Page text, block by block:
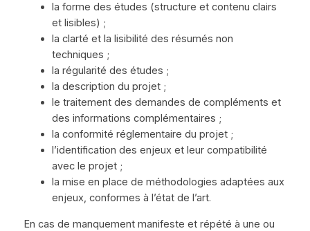
la forme des études (structure et contenu clairs
et lisibles) ;
la clarté et la lisibilité des résumés non
techniques ;
la régularité des études ;
la description du projet ;
le traitement des demandes de compléments et
des informations complémentaires ;
la conformité réglementaire du projet ;
l’identification des enjeux et leur compatibilité
avec le projet ;
la mise en place de méthodologies adaptées aux
enjeux, conformes à l’état de l’art.
En cas de manquement manifeste et répété à une ou